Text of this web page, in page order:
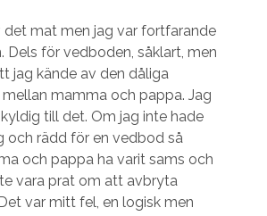
det mat men jag var fortfarande
Dels för vedboden, såklart, men
jag kände av den dåliga
mamma och pappa. Jag
till det. Om jag inte hade
och rädd för en vedbod så
och pappa ha varit sams och
vara prat om att avbryta
var mitt fel, en logisk men